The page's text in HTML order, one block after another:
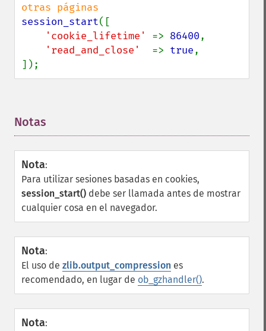
session_start([
'cookie_lifetime' => 86400,
'read_and_close' => true,
]);
Notas
Nota:
Para utilizar sesiones basadas en cookies,
session_start() debe ser llamada antes de mostrar
cualquier cosa en el navegador.
Nota:
El uso de zlib.output_compression es
recomendado, en lugar de ob_gzhandler().
Nota: